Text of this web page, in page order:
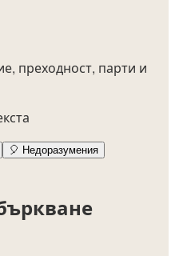
преходност, парти и
🎈 Недоразумения